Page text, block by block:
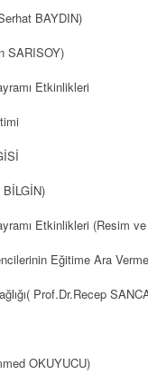
BAYDIN)
SARISOY)
Etkinlikleri
Etkinlikleri (Resim
Eğitime Ara
Prof.Dr.Recep
OKUYUCU)